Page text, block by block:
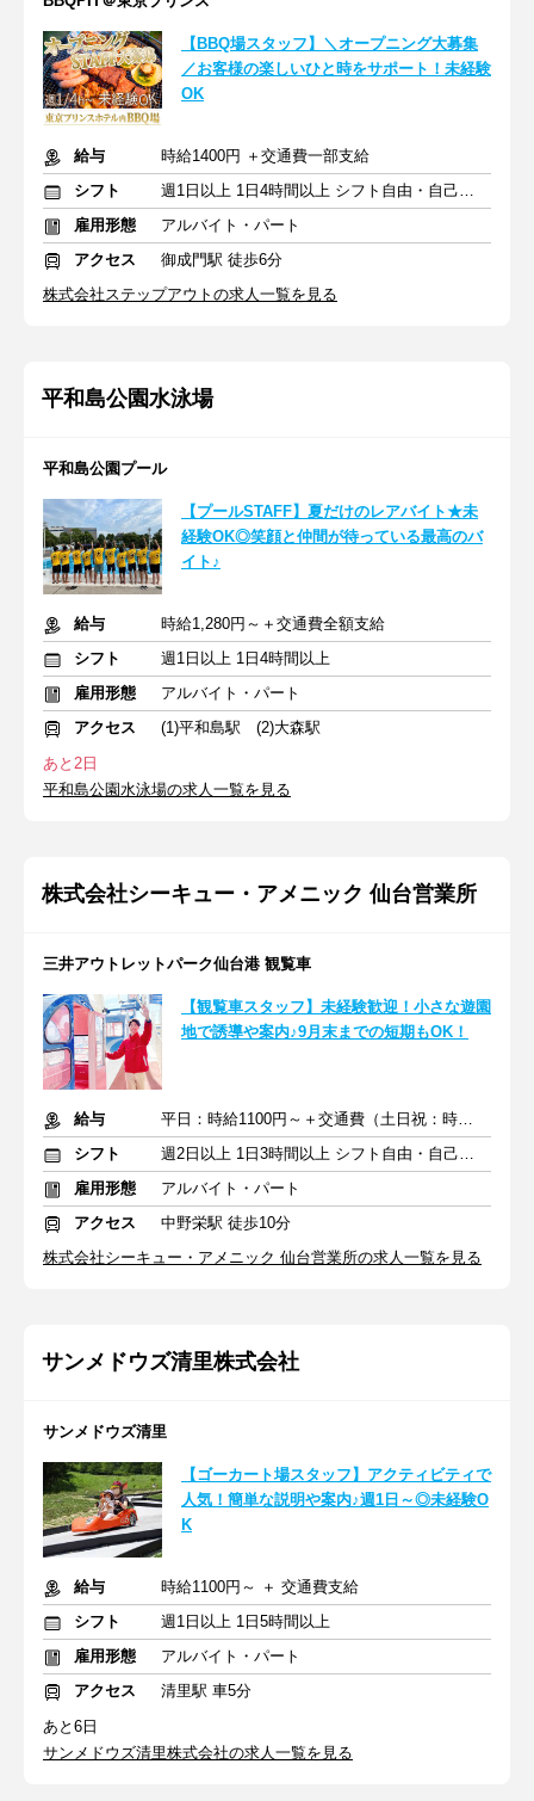
【BBQ場スタッフ】＼オープニング大募集
／お客様の楽しいひと時をサポート！未経験
OK
給与
時給1400円 ＋交通費一部支給
シフト
週1日以上 1日4時間以上 シフト自由・自己申告
雇用形態
アルバイト・パート
アクセス
御成門駅 徒歩6分
株式会社ステップアウトの求人一覧を見る
平和島公園水泳場
平和島公園プール
【プールSTAFF】夏だけのレアバイト★未
経験OK◎笑顔と仲間が待っている最高のバ
イト♪
給与
時給1,280円～＋交通費全額支給
シフト
週1日以上 1日4時間以上
雇用形態
アルバイト・パート
アクセス
(1)平和島駅 (2)大森駅
あと2日
平和島公園水泳場の求人一覧を見る
株式会社シーキュー・アメニック 仙台営業所
三井アウトレットパーク仙台港 観覧車
【観覧車スタッフ】未経験歓迎！小さな遊園
地で誘導や案内♪9月末までの短期もOK！
給与
平日：時給1100円～＋交通費（土日祝：時給1150円～＋交通費）
シフト
週2日以上 1日3時間以上 シフト自由・自己申告
雇用形態
アルバイト・パート
アクセス
中野栄駅 徒歩10分
株式会社シーキュー・アメニック 仙台営業所の求人一覧を見る
サンメドウズ清里株式会社
サンメドウズ清里
【ゴーカート場スタッフ】アクティビティで
人気！簡単な説明や案内♪週1日～◎未経験O
K
給与
時給1100円～ ＋ 交通費支給
シフト
週1日以上 1日5時間以上
雇用形態
アルバイト・パート
アクセス
清里駅 車5分
あと6日
サンメドウズ清里株式会社の求人一覧を見る